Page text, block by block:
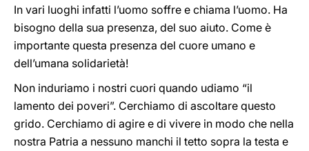
In vari luoghi infatti l’uomo soffre e chiama l’uomo. Ha
bisogno della sua presenza, del suo aiuto. Come è
importante questa presenza del cuore umano e
dell’umana solidarietà!
Non induriamo i nostri cuori quando udiamo “il
lamento dei poveri”. Cerchiamo di ascoltare questo
grido. Cerchiamo di agire e di vivere in modo che nella
nostra Patria a nessuno manchi il tetto sopra la testa e